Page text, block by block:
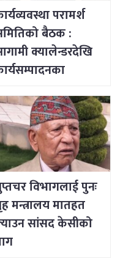
परामर्श
बैठक :
क्यालेन्डरदेखि
विभागलाई पुनः
मन्त्रालय मातहत
सांसद केसीको